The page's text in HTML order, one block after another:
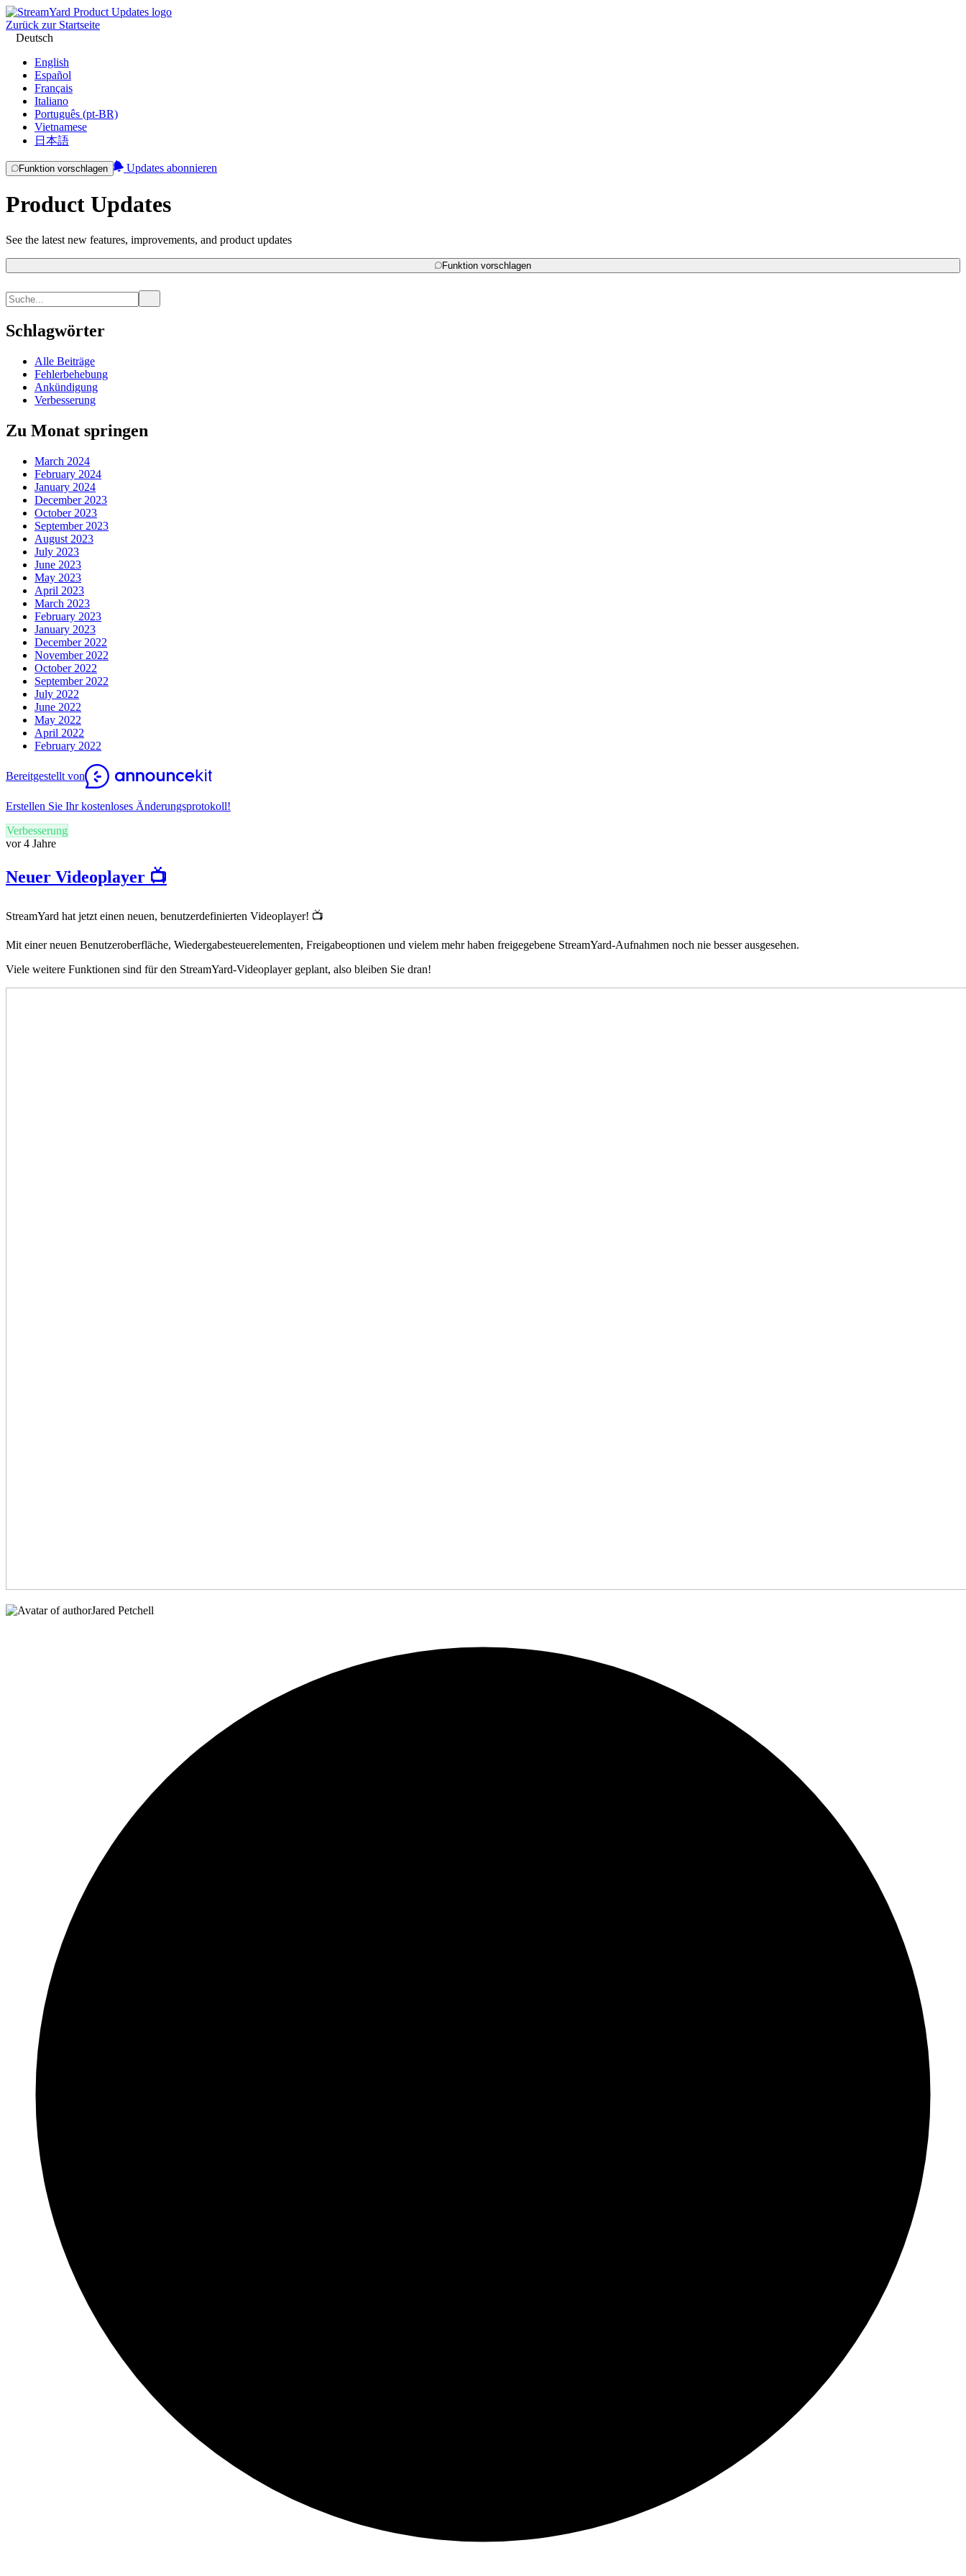
Zurück zur Startseite
Deutsch
English
Español
Français
Italiano
Português (pt-BR)
Vietnamese
日本語
Funktion vorschlagen Updates abonnieren
Product Updates
See the latest new features, improvements, and product updates
Funktion vorschlagen
Schlagwörter
Alle Beiträge
Fehlerbehebung
Ankündigung
Verbesserung
Zu Monat springen
March 2024
February 2024
January 2024
December 2023
October 2023
September 2023
August 2023
July 2023
June 2023
May 2023
April 2023
March 2023
February 2023
January 2023
December 2022
November 2022
October 2022
September 2022
July 2022
June 2022
May 2022
April 2022
February 2022
Bereitgestellt von
Erstellen Sie Ihr kostenloses Änderungsprotokoll!
Verbesserung
vor 4 Jahre
Neuer Videoplayer 📺
StreamYard hat jetzt einen neuen, benutzerdefinierten Videoplayer! 📺
Mit einer neuen Benutzeroberfläche, Wiedergabesteuerelementen, Freigabeoptionen und vielem mehr haben freigegebene StreamYard-Aufnahmen noch nie besser ausgesehen.
Viele weitere Funktionen sind für den StreamYard-Videoplayer geplant, also bleiben Sie dran!
Jared Petchell